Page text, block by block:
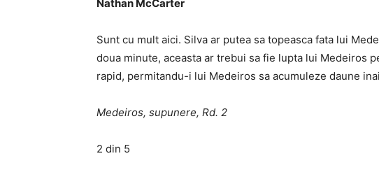
Nathan McCarter
Sunt cu mult aici. Silva ar putea sa topeasca fata lui
doua minute, aceasta ar trebui sa fie lupta lui Medeiros
rapid, permitandu-i lui Medeiros sa acumuleze daune
Medeiros, supunere, Rd. 2
2 din 5